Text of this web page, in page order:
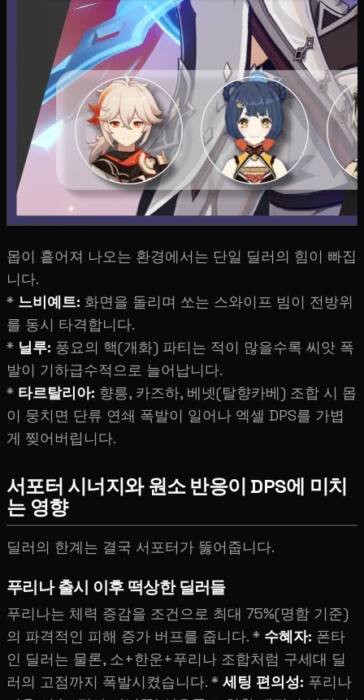
몹이 흩어져 나오는 환경에서는 단일 딜러의 힘이 빠집
니다.
* 느비예트: 화면을 돌리며 쏘는 스와이프 빔이 전방위
를 동시 타격합니다.
* 닐루: 풍요의 핵(개화) 파티는 적이 많을수록 씨앗 폭
발이 기하급수적으로 늘어납니다.
* 타르탈리아: 향릉, 카즈하, 베넷(탈향카베) 조합 시 몹
이 뭉치면 단류 연쇄 폭발이 일어나 엑셀 DPS를 가볍
게 찢어버립니다.
서포터 시너지와 원소 반응이 DPS에 미치
는 영향
딜러의 한계는 결국 서포터가 뚫어줍니다.
푸리나 출시 이후 떡상한 딜러들
푸리나는 체력 증감을 조건으로 최대 75%(명함 기준)
의 파격적인 피해 증가 버프를 줍니다. * 수혜자: 폰타
인 딜러는 물론, 소+한운+푸리나 조합처럼 구세대 딜
러의 고점까지 폭발시켰습니다. * 세팅 편의성: 푸리나